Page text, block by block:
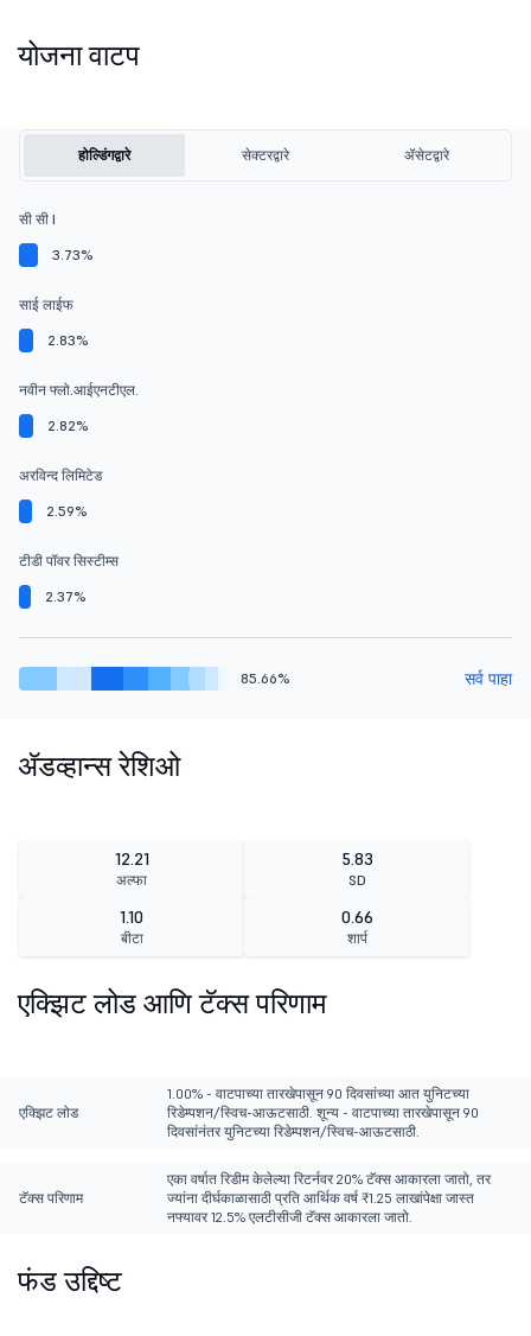
योजना वाटप
होल्डिंगद्वारे सेक्टरद्वारे ॲसेटद्वारे
सी सी I
3.73%
साई लाईफ
2.83%
नवीन फ्लो.आईएनटीएल.
2.82%
अरविन्द लिमिटेड
2.59%
टीडी पॉवर सिस्टीम्स
2.37%
85.66% सर्व पाहा
ॲडव्हान्स रेशिओ
12.21
अल्फा
5.83
SD
1.10
बीटा
0.66
शार्प
एक्झिट लोड आणि टॅक्स परिणाम
एक्झिट लोड
1.00% - वाटपाच्या तारखेपासून 90 दिवसांच्या आत युनिटच्या
रिडेम्पशन/स्विच-आऊटसाठी. शून्य - वाटपाच्या तारखेपासून 90
दिवसांनंतर युनिटच्या रिडेम्पशन/स्विच-आऊटसाठी.
टॅक्स परिणाम
एका वर्षात रिडीम केलेल्या रिटर्नवर 20% टॅक्स आकारला जातो, तर
ज्यांना दीर्घकाळासाठी प्रति आर्थिक वर्ष ₹1.25 लाखांपेक्षा जास्त
नफ्यावर 12.5% एलटीसीजी टॅक्स आकारला जातो.
फंड उद्दिष्ट